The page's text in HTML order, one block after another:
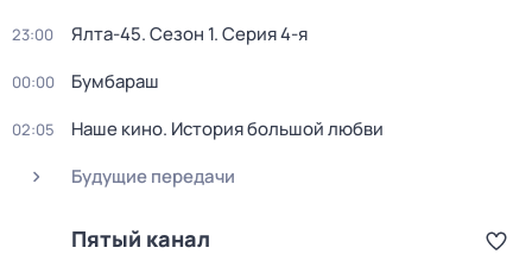
23:00 Ялта-45. Сезон 1. Серия 4-я
00:00 Бумбараш
02:05
Нaше кинo. История большой любви
Будущие передачи
Пятый канал